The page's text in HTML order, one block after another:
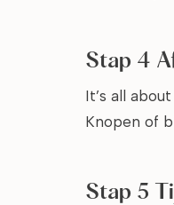
Stap 4
It’s all
Knopen of
Stap 5